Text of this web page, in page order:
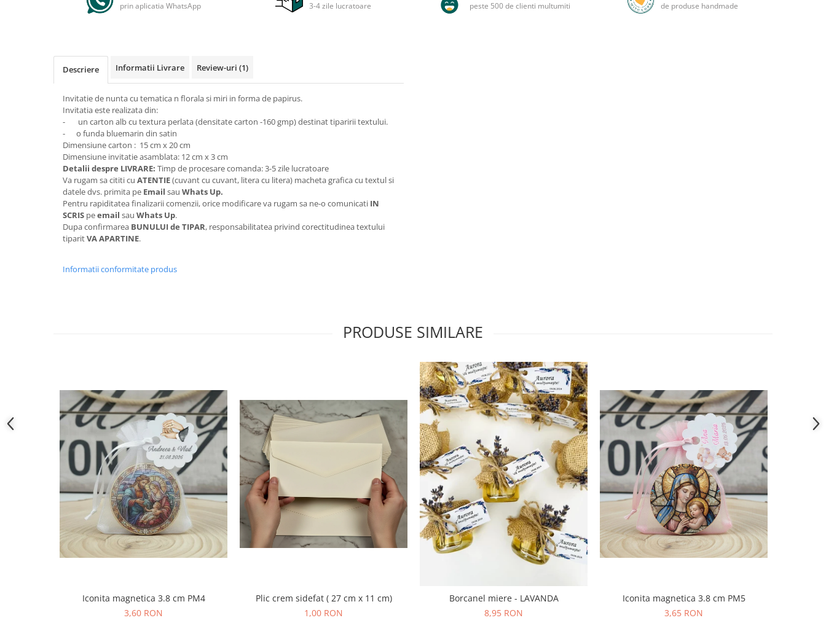
prin aplicatia WhatsApp 3-4 zile lucratoare peste 500 de clienti multumiti de produse handmade
Descriere Informatii Livrare Review-uri (1)
Invitatie de nunta cu tematica n florala si miri in forma de papirus.
Invitatia este realizata din:
- un carton alb cu textura perlata (densitate carton -160 gmp) destinat tiparirii textului.
- o funda bluemarin din satin
Dimensiune carton : 15 cm x 20 cm
Dimensiune invitatie asamblata: 12 cm x 3 cm
Detalii despre LIVRARE: Timp de procesare comanda: 3-5 zile lucratoare
Va rugam sa cititi cu ATENTIE(cuvant cu cuvant, litera cu litera) macheta grafica cu textul si
datele dvs. primita pe Email sau Whats Up.
Pentru rapiditatea finalizarii comenzii, orice modificare va rugam sa ne-o comunicati IN
SCRIS peemail sau Whats Up.
Dupa confirmarea BUNULUI de TIPAR, responsabilitatea privind corectitudinea textului
tiparitVA APARTINE.
Informatii conformitate produs
PRODUSE SIMILARE
Iconita magnetica 3.8 cm PM4
3,60 RON
Plic crem sidefat ( 27 cm x 11 cm)
1,00 RON
Borcanel miere - LAVANDA
8,95 RON
Iconita magnetica 3.8 cm PM5
3,65 RON